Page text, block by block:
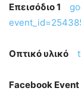
Επεισόδιο 1
Οπτικό υλικό
Facebook Event